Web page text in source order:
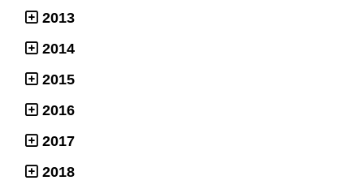
2013
2014
2015
2016
2017
2018